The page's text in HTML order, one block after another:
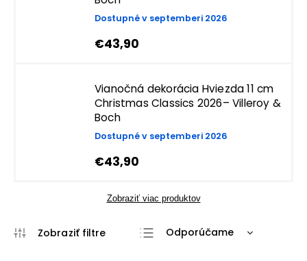
Dostupné v septemberi 2026
€43,90
Vianočná dekorácia Hviezda 11 cm
Christmas Classics 2026– Villeroy &
Boch
Dostupné v septemberi 2026
€43,90
Zobraziť viac produktov
Odporúčame